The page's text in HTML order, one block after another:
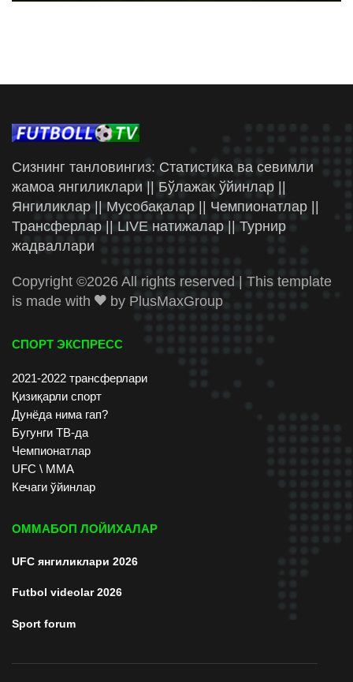
Сизнинг танловингиз: Статистика ва севимли
жамоа янгиликлари || Бўлажак ўйинлар ||
Янгиликлар || Мусобақалар || Чемпионатлар ||
Трансферлар || LIVE натижалар || Турнир
жадваллари
Copyright ©2026 All rights reserved | This template
is made with
by PlusMaxGroup
СПОРТ ЭКСПРЕСС
2021-2022 трансферлари
Қизиқарли спорт
Дунёда нима гап?
Бугунги ТВ-да
Чемпионатлар
UFC \ ММА
Кечаги ўйинлар
ОММАБОП ЛОЙИХАЛАР
UFC янгиликлари 2026
Futbol videolar 2026
Sport forum